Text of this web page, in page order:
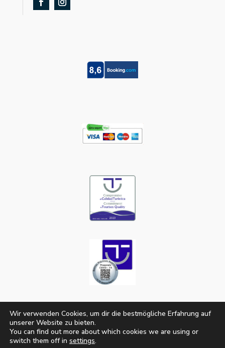
© 2023-2026Apartamentos Bruja|Legal
Notice| Privacy Policy|
Wir verwenden Cookies, um dir die bestmögliche Erfahrung auf
unserer Website zu bieten.
You can find out more about which cookies we are using or
switch them off in settings.